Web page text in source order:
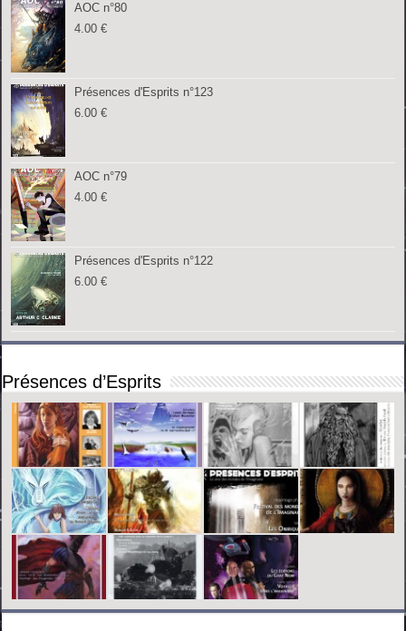
AOC n°80
4.00€
Présences d'Esprits n°123
6.00€
AOC n°79
4.00€
Présences d'Esprits n°122
6.00€
Présences d’Esprits